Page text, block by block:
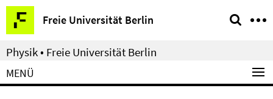
Springe
direkt
zu
Inhalt
Freie Universität Berlin
Service-
Navigation
Physik • Freie Universität Berlin
MENÜ